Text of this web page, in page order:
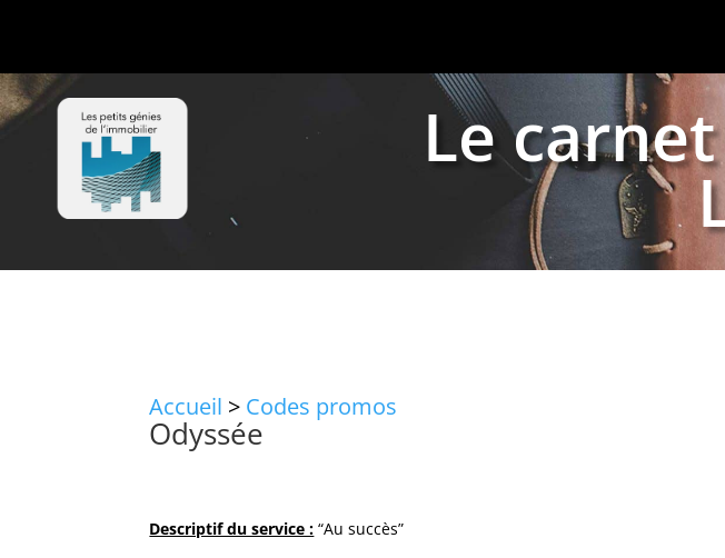
Le
Accueil > Codes promos
Odyssée
Descriptif du service : “Au succès”